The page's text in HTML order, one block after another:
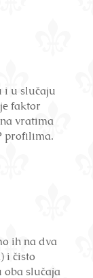
i u slučaju
faktor
vratima
profilima.
ih na dva
i čisto
slučaja